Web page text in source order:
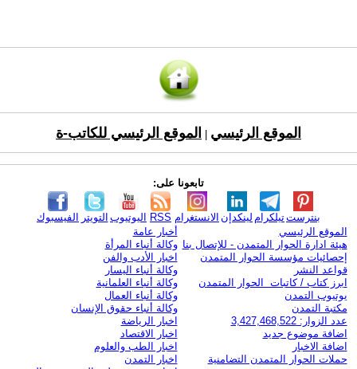
الموقع الرئيسي الموقع الرئيسي للكاتب-ة
تابعونا على:
الفيسبوك التويتر اليوتيوب RSS الانستغرام لينكدإن تيلكرامبنترست
الموقع الرئيسي
هيئة ادارة الحوار المتمدن - للإتصال بنا
إحصائيات مؤسسة الحوار المتمدن
قواعد النشر
ابرز كتاب / كاتبات الحوار المتمدن
يوتيوب التمدن
مكتبة التمدن
عدد الزوار: 3,427,468,522
اضافة موضوع جديد
اضافة الاخبار
حملات الحوار المتمدن التضامنية
أخبار عامة
وكالة أنباء المرأة
اخبار الأدب والفن
وكالة أنباء اليسار
وكالة أنباء العلمانية
وكالة أنباء العمال
وكالة أنباء حقوق الإنسان
اخبار الرياضة
اخبار الاقتصاد
اخبار الطب والعلوم
اخبار التمدن